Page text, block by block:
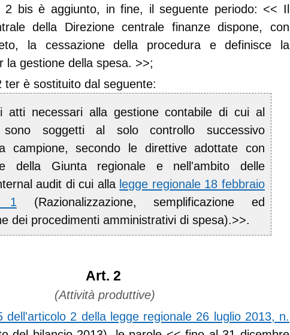
2 bis è aggiunto, in fine, il seguente periodo: << Il
della Direzione centrale finanze dispone, con
la cessazione della procedura e definisce la
la gestione della spesa. >>;
ter è sostituito dal seguente:
atti necessari alla gestione contabile di cui al
soggetti al solo controllo successivo
campione, secondo le direttive adottate con
della Giunta regionale e nell'ambito delle
audit di cui alla legge regionale 18 febbraio
1 (Razionalizzazione, semplificazione ed
dei procedimenti amministrativi di spesa).>>.
Art. 2
(Attività produttive)
dell'articolo 2 della legge regionale 26 luglio 2013, n.